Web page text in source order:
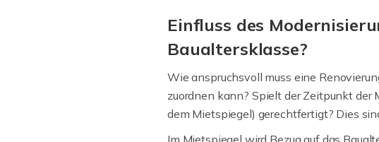
Einfluss des
Baualtersklasse?
Wie anspruchsvoll muss eine
zuordnen kann? Spielt der Zeitpunkt der
dem Mietspiegel) gerechtfertigt? Dies
Im Mietspiegel wird Bezug auf das